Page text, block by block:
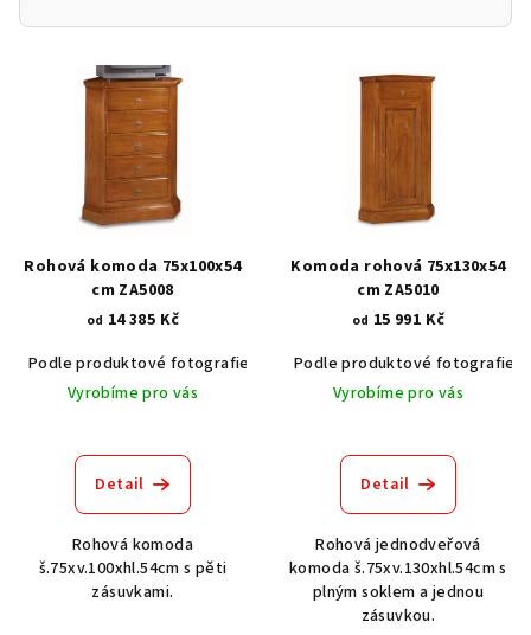
Rohová komoda 75x100x54
cm ZA5008
od 14 385 Kč
Podle produktové fotografie
Akát vintage BT1551
Dub světlý
Vyrobíme pro vás
Detail
Rohová komoda
š.75xv.100xhl.54cm s pěti
zásuvkami.
Komoda rohová 75x130x54
cm ZA5010
od 15 991 Kč
Podle produktové fotografie
Vyrobíme pro vás
Detail
Rohová jednodveřová
komoda š.75xv.130xhl.54cm s
plným soklem a jednou
zásuvkou.